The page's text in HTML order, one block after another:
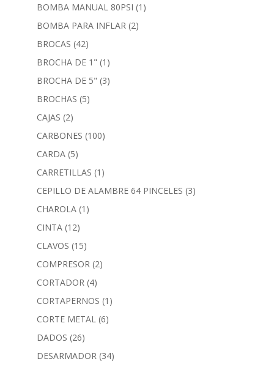
BOMBA MANUAL 80PSI (1)
BOMBA PARA INFLAR (2)
BROCAS (42)
BROCHA DE 1" (1)
BROCHA DE 5" (3)
BROCHAS (5)
CAJAS (2)
CARBONES (100)
CARDA (5)
CARRETILLAS (1)
CEPILLO DE ALAMBRE 64 PINCELES (3)
CHAROLA (1)
CINTA (12)
CLAVOS (15)
COMPRESOR (2)
CORTADOR (4)
CORTAPERNOS (1)
CORTE METAL (6)
DADOS (26)
DESARMADOR (34)